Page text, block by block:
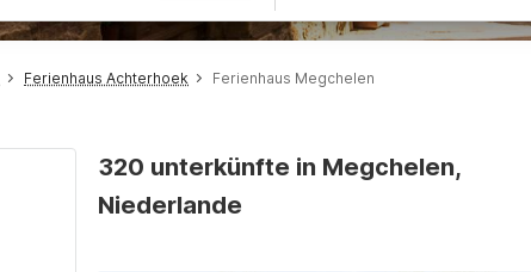
Ferienhaus Achterhoek Ferienhaus Megchelen
320 unterkünfte in Megchelen,
Niederlande